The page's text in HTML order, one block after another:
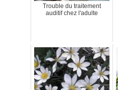
Trouble du traitement
auditif chez l'adulte